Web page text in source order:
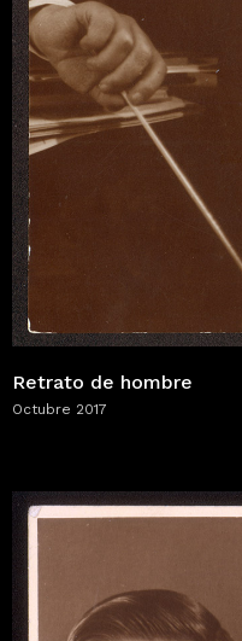
Retrato de hombre
Octubre 2017